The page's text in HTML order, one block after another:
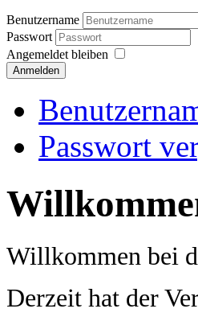
Benutzername
Passwort
Angemeldet bleiben
Anmelden
Passwort
Willkommen bei
Derzeit hat der